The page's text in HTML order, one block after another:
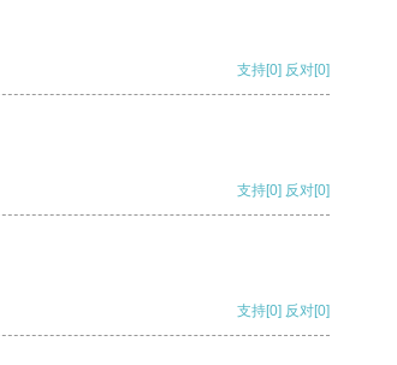
支持[0] 反对[0]
支持[0] 反对[0]
支持[0] 反对[0]